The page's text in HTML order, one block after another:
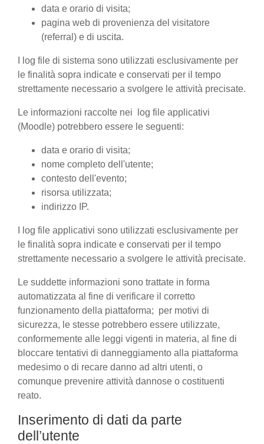
data e orario di visita;
pagina web di provenienza del visitatore
(referral) e di uscita.
I log file di sistema sono utilizzati esclusivamente per
le finalità sopra indicate e conservati per il tempo
strettamente necessario a svolgere le attività precisate.
Le informazioni raccolte nei log file applicativi
(Moodle) potrebbero essere le seguenti:
data e orario di visita;
nome completo dell'utente;
contesto dell'evento;
risorsa utilizzata;
indirizzo IP.
I log file applicativi sono utilizzati esclusivamente per
le finalità sopra indicate e conservati per il tempo
strettamente necessario a svolgere le attività precisate.
Le suddette informazioni sono trattate in forma
automatizzata al fine di verificare il corretto
funzionamento della piattaforma; per motivi di
sicurezza, le stesse potrebbero essere utilizzate,
conformemente alle leggi vigenti in materia, al fine di
bloccare tentativi di danneggiamento alla piattaforma
medesimo o di recare danno ad altri utenti, o
comunque prevenire attività dannose o costituenti
reato.
Inserimento di dati da parte
dell’utente